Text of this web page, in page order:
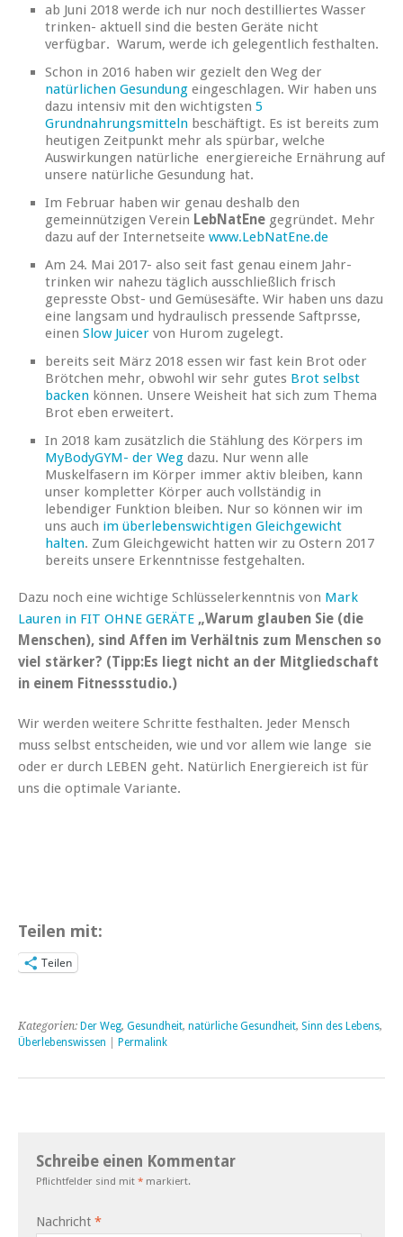
ab Juni 2018 werde ich nur noch destilliertes Wasser
trinken- aktuell sind die besten Geräte nicht
verfügbar. Warum, werde ich gelegentlich festhalten.
Schon in 2016 haben wir gezielt den Weg der
natürlichen Gesundung eingeschlagen. Wir haben uns
dazu intensiv mit den wichtigsten 5
Grundnahrungsmitteln beschäftigt. Es ist bereits zum
heutigen Zeitpunkt mehr als spürbar, welche
Auswirkungen natürliche energiereiche Ernährung auf
unsere natürliche Gesundung hat.
Im Februar haben wir genau deshalb den
gemeinnützigen Verein LebNatEne gegründet. Mehr
dazu auf der Internetseite www.LebNatEne.de
Am 24. Mai 2017- also seit fast genau einem Jahr-
trinken wir nahezu täglich ausschließlich frisch
gepresste Obst- und Gemüsesäfte. Wir haben uns dazu
eine langsam und hydraulisch pressende Saftprsse,
einen Slow Juicer von Hurom zugelegt.
bereits seit März 2018 essen wir fast kein Brot oder
Brötchen mehr, obwohl wir sehr gutes Brot selbst
backen können. Unsere Weisheit hat sich zum Thema
Brot eben erweitert.
In 2018 kam zusätzlich die Stählung des Körpers im
MyBodyGYM- der Weg dazu. Nur wenn alle
Muskelfasern im Körper immer aktiv bleiben, kann
unser kompletter Körper auch vollständig in
lebendiger Funktion bleiben. Nur so können wir im
uns auch im überlebenswichtigen Gleichgewicht
halten. Zum Gleichgewicht hatten wir zu Ostern 2017
bereits unsere Erkenntnisse festgehalten.
Dazu noch eine wichtige Schlüsselerkenntnis von Mark
Lauren in FIT OHNE GERÄTE „Warum glauben Sie (die
Menschen), sind Affen im Verhältnis zum Menschen so
viel stärker? (Tipp:Es liegt nicht an der Mitgliedschaft
in einem Fitnessstudio.)
Wir werden weitere Schritte festhalten. Jeder Mensch
muss selbst entscheiden, wie und vor allem wie lange sie
oder er durch LEBEN geht. Natürlich Energiereich ist für
uns die optimale Variante.
Teilen mit:
Teilen
Kategorien: Der Weg, Gesundheit, natürliche Gesundheit, Sinn des Lebens,
Überlebenswissen
Permalink
Schreibe einen Kommentar
Pflichtfelder sind mit * markiert.
Nachricht *